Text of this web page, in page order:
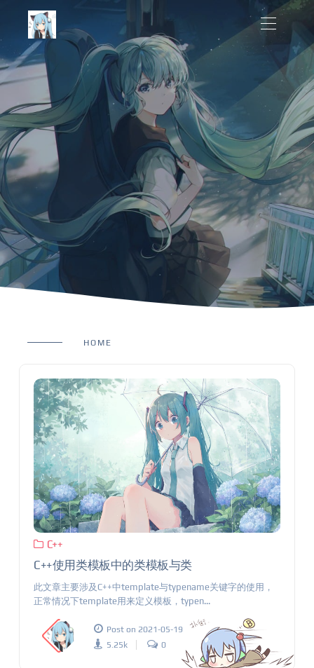
HOME
C++
C++使用类模板中的类模板与类
此文章主要涉及C++中template与typename关键字的使用，
正常情况下template用来定义模板，typen...
Post on 2021-05-19
5.25k
0